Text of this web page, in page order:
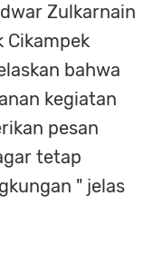
Zulkarnain
Cikampek
bahwa
kegiatan
pesan
tetap
" jelas